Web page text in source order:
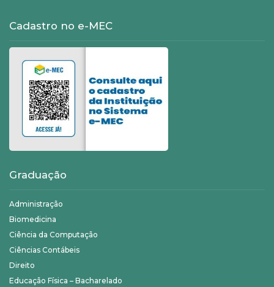
Cadastro no e-MEC
Graduação
Administração
Biomedicina
Ciência da Computação
Ciências Contábeis
Direito
Educação Física – Bacharelado